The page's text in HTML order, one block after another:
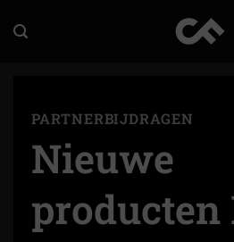
naar
PARTNERBIJDRAGEN
Nieuwe
producten